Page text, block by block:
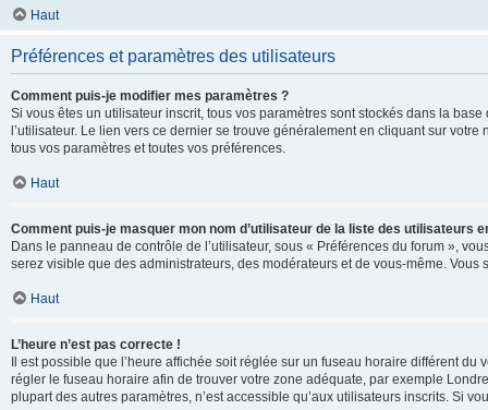
Haut
Préférences et paramètres des utilisateurs
Comment puis-je modifier mes paramètres ?
Si vous êtes un utilisateur inscrit, tous vos paramètres sont stockés dans la
l’utilisateur. Le lien vers ce dernier se trouve généralement en cliquant sur
tous vos paramètres et toutes vos préférences.
Haut
Comment puis-je masquer mon nom d’utilisateur de la liste des utilisateurs
Dans le panneau de contrôle de l’utilisateur, sous « Préférences du forum »,
serez visible que des administrateurs, des modérateurs et de vous-même.
Haut
L’heure n’est pas correcte !
Il est possible que l’heure affichée soit réglée sur un fuseau horaire différent
régler le fuseau horaire afin de trouver votre zone adéquate, par exemple
plupart des autres paramètres, n’est accessible qu’aux utilisateurs inscrits. Si